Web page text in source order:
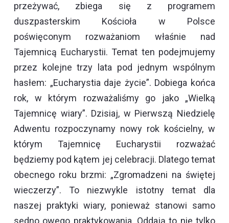
przeżywać, zbiega się z programem
duszpasterskim Kościoła w Polsce
poświęconym rozważaniom właśnie nad
Tajemnicą Eucharystii. Temat ten podejmujemy
przez kolejne trzy lata pod jednym wspólnym
hasłem: „Eucharystia daje życie”. Dobiega końca
rok, w którym rozważaliśmy go jako „Wielką
Tajemnicę wiary”. Dzisiaj, w Pierwszą Niedzielę
Adwentu rozpoczynamy nowy rok kościelny, w
którym Tajemnicę Eucharystii rozważać
będziemy pod kątem jej celebracji. Dlatego temat
obecnego roku brzmi: „Zgromadzeni na świętej
wieczerzy”. To niezwykle istotny temat dla
naszej praktyki wiary, ponieważ stanowi samo
sedno owego praktykowania. Oddają to nie tylko